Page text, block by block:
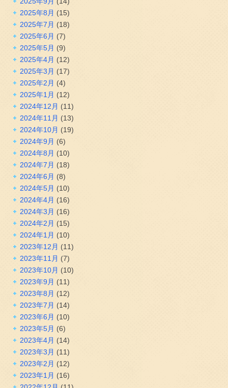
2025年8月 (15)
2025年7月 (18)
2025年6月 (7)
2025年5月 (9)
2025年4月 (12)
2025年3月 (17)
2025年2月 (4)
2025年1月 (12)
2024年12月 (11)
2024年11月 (13)
2024年10月 (19)
2024年9月 (6)
2024年8月 (10)
2024年7月 (18)
2024年6月 (8)
2024年5月 (10)
2024年4月 (16)
2024年3月 (16)
2024年2月 (15)
2024年1月 (10)
2023年12月 (11)
2023年11月 (7)
2023年10月 (10)
2023年9月 (11)
2023年8月 (12)
2023年7月 (14)
2023年6月 (10)
2023年5月 (6)
2023年4月 (14)
2023年3月 (11)
2023年2月 (12)
2023年1月 (16)